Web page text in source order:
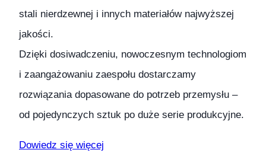
stali nierdzewnej i innych materiałów najwyższej
jakości.
Dzięki dosiwadczeniu, nowoczesnym technologiom
i zaangażowaniu zaespołu dostarczamy
rozwiązania dopasowane do potrzeb przemysłu –
od pojedynczych sztuk po duże serie produkcyjne.
Dowiedz się więcej